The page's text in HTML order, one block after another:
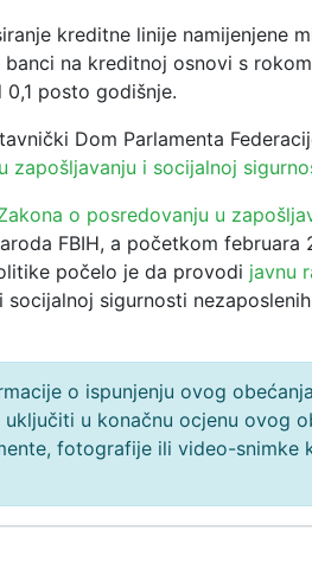
kreditne linije namijenjene
na kreditnoj osnovi s
posto godišnje.
Dom Parlamenta
zapošljavanju i socijalnoj
o posredovanju u
FBIH, a početkom februara
počelo je da provodi javnu
sigurnosti
o ispunjenju ovog
u konačnu ocjenu ovog
fotografije ili video-snimke